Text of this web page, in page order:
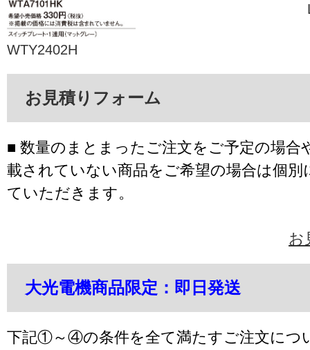
WTY2402H
お見積りフォーム
■ 数量のまとまったご注文をご予定の場合
載されていない商品をご希望の場合は個別
ていただきます。
お
大光電機商品限定：即日発送
下記①～④の条件を全て満たすご注文につ